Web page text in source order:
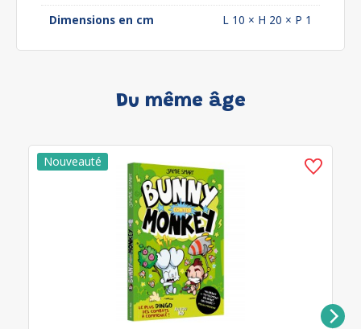
Dimensions en cm
L 10 × H 20 × P 1
Du même âge